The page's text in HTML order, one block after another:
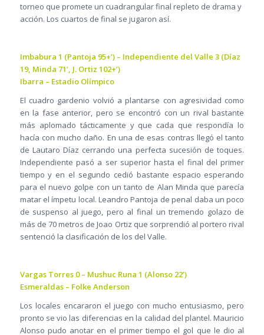
torneo que promete un cuadrangular final repleto de drama y
acción. Los cuartos de final se jugaron así.
Imbabura 1 (Pantoja 95+’) – Independiente del Valle 3 (Díaz
19, Minda 71’, J. Ortiz 102+’)
Ibarra – Estadio Olímpico
El cuadro gardenio volvió a plantarse con agresividad como
en la fase anterior, pero se encontró con un rival bastante
más aplomado tácticamente y que cada que respondía lo
hacía con mucho daño. En una de esas contras llegó el tanto
de Lautaro Díaz cerrando una perfecta sucesión de toques.
Independiente pasó a ser superior hasta el final del primer
tiempo y en el segundo cedió bastante espacio esperando
para el nuevo golpe con un tanto de Alan Minda que parecía
matar el ímpetu local. Leandro Pantoja de penal daba un poco
de suspenso al juego, pero al final un tremendo golazo de
más de 70 metros de Joao Ortiz que sorprendió al portero rival
sentenció la clasificación de los del Valle.
Vargas Torres 0 – Mushuc Runa 1 (Alonso 22’)
Esmeraldas – Folke Anderson
Los locales encararon el juego con mucho entusiasmo, pero
pronto se vio las diferencias en la calidad del plantel. Mauricio
Alonso pudo anotar en el primer tiempo el gol que le dio al